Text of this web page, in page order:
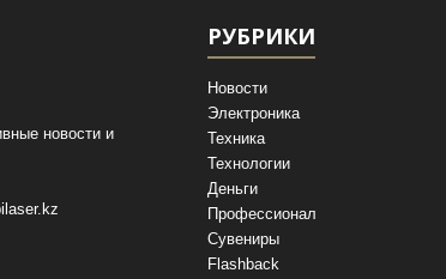
новости и
РУБРИКИ
Новости
Электроника
Техника
Технологии
Деньги
Профессионал
Сувениры
Flashback